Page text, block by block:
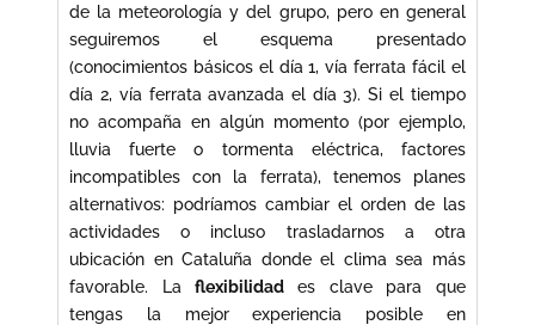
de la meteorología y del grupo, pero en general
seguiremos el esquema presentado
(conocimientos básicos el día 1, vía ferrata fácil el
día 2, vía ferrata avanzada el día 3). Si el tiempo
no acompaña en algún momento (por ejemplo,
lluvia fuerte o tormenta eléctrica, factores
incompatibles con la ferrata), tenemos planes
alternativos: podríamos cambiar el orden de las
actividades o incluso trasladarnos a otra
ubicación en Cataluña donde el clima sea más
favorable. Laflexibilidad es clave para que
tengas la mejor experiencia posible en